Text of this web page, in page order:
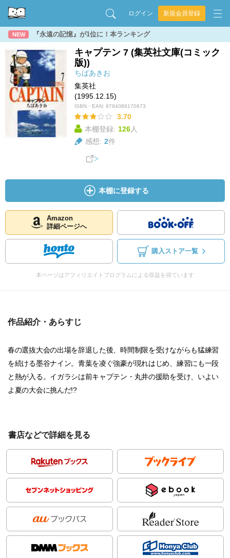
ログイン 新規会員登録
NEW 『永遠の記憶』が1位に！本ランキング
キャプテン 7 (集英社文庫(コミック
版))
ちばあきお
集英社
(1995.12.15)
ISBN・EAN: 9784086170673
3.70
本棚登録: 126人
感想: 2件
本棚に登録する
Amazon
詳細ページへ
購入ストア一覧
本ページはアフィリエイトプログラムによる収益を得ています
作品紹介・あらすじ
春の選抜大会の出場を辞退した後、時間制限を受けながらも猛練習
を続ける墨谷ナイン。青葉を凌ぐ強豪が現れはじめ、練習にも一段
と熱が入る。イガラシは前キャプテン・丸井の援助を受け、いよい
よ夏の大会に挑んだ!?
書店などで詳細を見る